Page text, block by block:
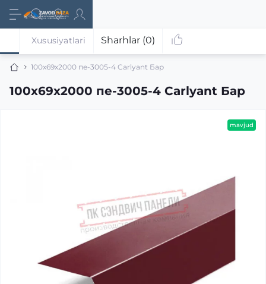
100x69x2000 пе-3005-4 Carlyant Бар
100x69x2000 пе-3005-4 Carlyant Бар
Xususiyatlari Sharhlar (0)
mavjud